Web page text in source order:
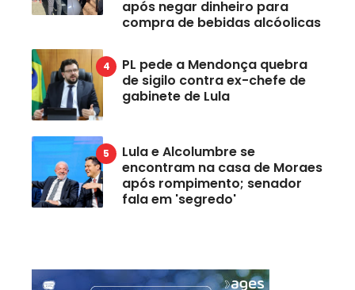
após negar dinheiro para
compra de bebidas alcóolicas
PL pede a Mendonça quebra
de sigilo contra ex-chefe de
gabinete de Lula
Lula e Alcolumbre se
encontram na casa de Moraes
após rompimento; senador
fala em 'segredo'